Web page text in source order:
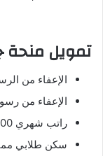
تمويل منحة
الإعفاء من
الإعفاء من
راتب شهري 500 ريال قطري.
سكن طلابي